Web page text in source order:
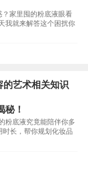
家里囤的粉底液眼看
我就来解答这个困扰你
的艺术相关知识
秘！
粉底液究竟能陪伴你多
时长，帮你规划化妆品